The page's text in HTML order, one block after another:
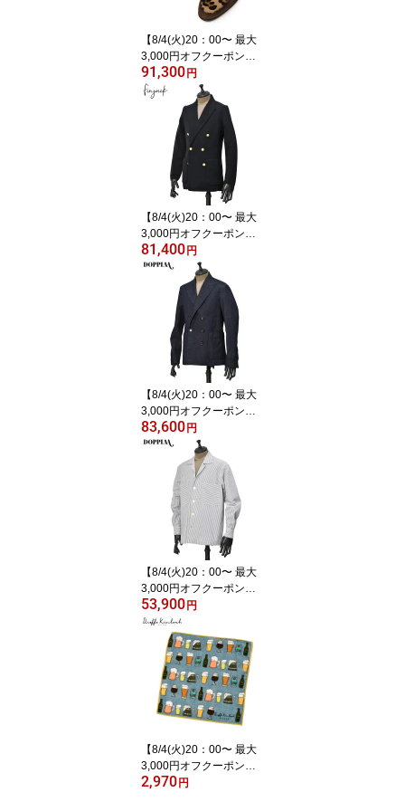
【8/4(火)20：00〜 最大
3,000円オフクーポン】F
errante【フェランテ】コ
ンビコインローファー M
ARE ETON CAMOSICO
CAVALLINI TARTUFO LE
OPARDO SOMALIA 010
スエード ハラコ トリュ
フブラウン レオパード
91,300円
【8/4(火)20：00〜 最大
3,000円オフクーポン】F
injack【フィンジャッ
ク】ダブルニットジャケ
ット FGD2 G FULL MILA
NO C BLU ミラノリブコ
ットン ネイビー
81,400円
【8/4(火)20：00〜 最大
3,000円オフクーポン】D
OPPIAA【ドッピアア
ー】ダブルジャケット A
ANSONIAJP.5 AB7301 2
6 JEANS SCURO コット
ン インディゴ
83,600円
【8/4(火)20：00〜 最大
3,000円オフクーポン】D
OPPIAA【ドッピアア
ー】オーバーシャツ AAB
BA AB7303 0120 BIANC
O E BLU MARINE コット
ン シアサッカー ブルー
ホワイト
53,900円
【8/4(火)20：00〜 最大
3,000円オフクーポン】D
ieffe Kinloch【ディエッ
2,970円